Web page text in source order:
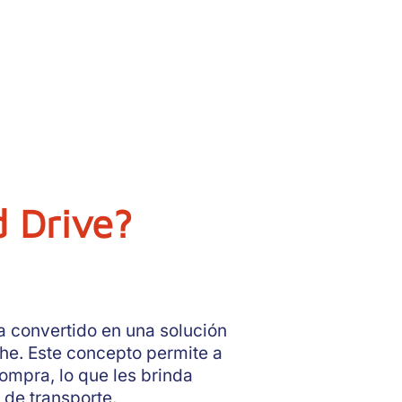
Drive?
convertido en una solución
Este concepto permite a
lo que les brinda